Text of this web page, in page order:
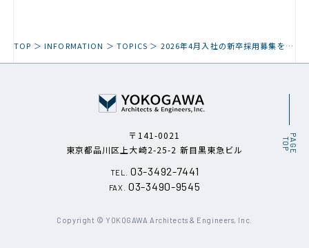
TOP INFORMATION TOPICS 2026年4月入社の新卒採用募集を開始しました
P
A
G
E
TO
P
〒141-0021
東京都品川区上大崎2-25-2 新目黒東急ビル
TEL. 03-3492-7441
FAX. 03-3490-9545
Copyright © YOKOGAWA Architects& Engineers, Inc.